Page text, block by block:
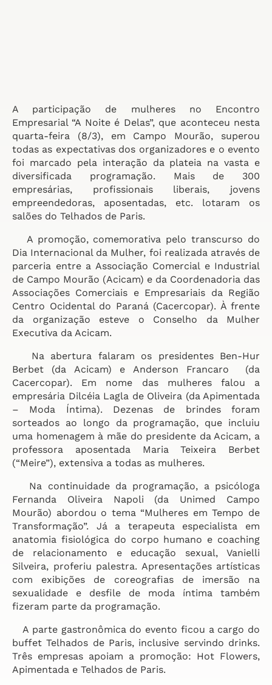
A participação de mulheres no Encontro
Empresarial “A Noite é Delas”, que aconteceu nesta
quarta-feira (8/3), em Campo Mourão, superou
todas as expectativas dos organizadores e o evento
foi marcado pela interação da plateia na vasta e
diversificada programação. Mais de 300
empresárias, profissionais liberais, jovens
empreendedoras, aposentadas, etc. lotaram os
salões do Telhados de Paris.
A promoção, comemorativa pelo transcurso do
Dia Internacional da Mulher, foi realizada através de
parceria entre a Associação Comercial e Industrial
de Campo Mourão (Acicam) e da Coordenadoria das
Associações Comerciais e Empresariais da Região
Centro Ocidental do Paraná (Cacercopar). À frente
da organização esteve o Conselho da Mulher
Executiva da Acicam.
Na abertura falaram os presidentes Ben-Hur
Berbet (da Acicam) e Anderson Francaro (da
Cacercopar). Em nome das mulheres falou a
empresária Dilcéia Lagla de Oliveira (da Apimentada
– Moda Íntima). Dezenas de brindes foram
sorteados ao longo da programação, que incluiu
uma homenagem à mãe do presidente da Acicam, a
professora aposentada Maria Teixeira Berbet
(“Meire”), extensiva a todas as mulheres.
Na continuidade da programação, a psicóloga
Fernanda Oliveira Napoli (da Unimed Campo
Mourão) abordou o tema “Mulheres em Tempo de
Transformação”. Já a terapeuta especialista em
anatomia fisiológica do corpo humano e coaching
de relacionamento e educação sexual, Vanielli
Silveira, proferiu palestra. Apresentações artísticas
com exibições de coreografias de imersão na
sexualidade e desfile de moda íntima também
fizeram parte da programação.
A parte gastronômica do evento ficou a cargo do
buffet Telhados de Paris, inclusive servindo drinks.
Três empresas apoiam a promoção: Hot Flowers,
Apimentada e Telhados de Paris.